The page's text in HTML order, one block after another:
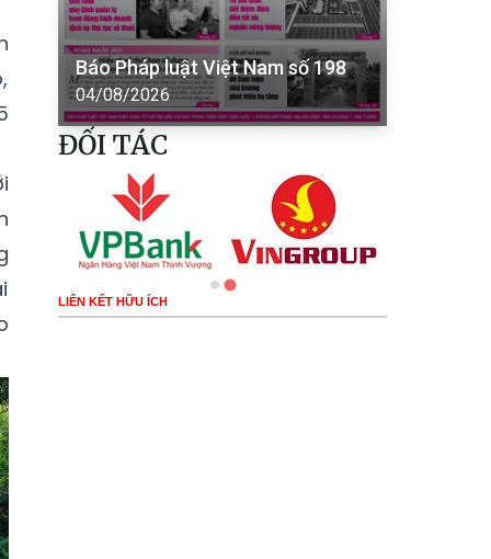
Báo Pháp luật Việt Nam số 198
04/08/2026
ĐỐI TÁC
LIÊN KẾT HỮU ÍCH